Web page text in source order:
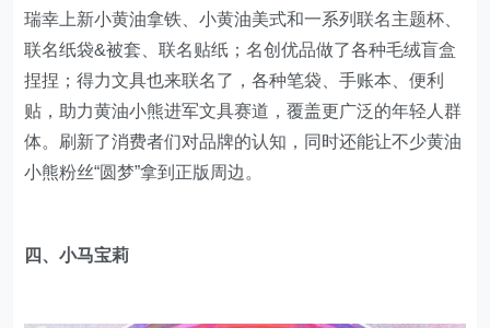
瑞幸上新小黄油拿铁、小黄油美式和一系列联名主题杯、
联名纸袋&被套、联名贴纸；名创优品做了各种毛绒盲盒
捏捏；得力文具也来联名了，各种笔袋、手账本、便利
贴，助力黄油小熊进军文具赛道，覆盖更广泛的年轻人群
体。刷新了消费者们对品牌的认知，同时还能让不少黄油
小熊粉丝“圆梦”拿到正版周边。
四、小马宝莉